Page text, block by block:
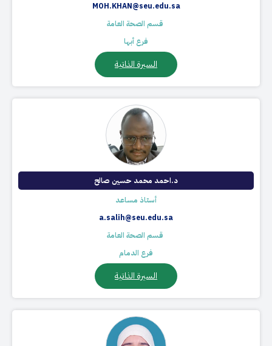
MOH.KHAN@seu.edu.sa
​ قسم الصحة العامة
فرع أبها
السيرة الذاتية
د.احمد محمد حسين صالح
أستاذ مساعد
a.salih@seu.edu.sa
​ قسم الصحة العامة
فرع الدمام
السيرة الذاتية